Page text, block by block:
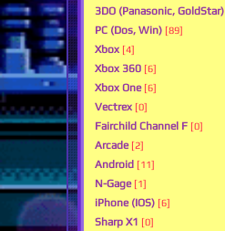
3DO (Panasonic, GoldStar)
PC (Dos, Win) [89]
Xbox [4]
Xbox 360 [6]
Xbox One [6]
Vectrex [0]
Fairchild Channel F [0]
Arcade [2]
Android [11]
N-Gage [1]
iPhone (IOS) [6]
Sharp X1 [0]